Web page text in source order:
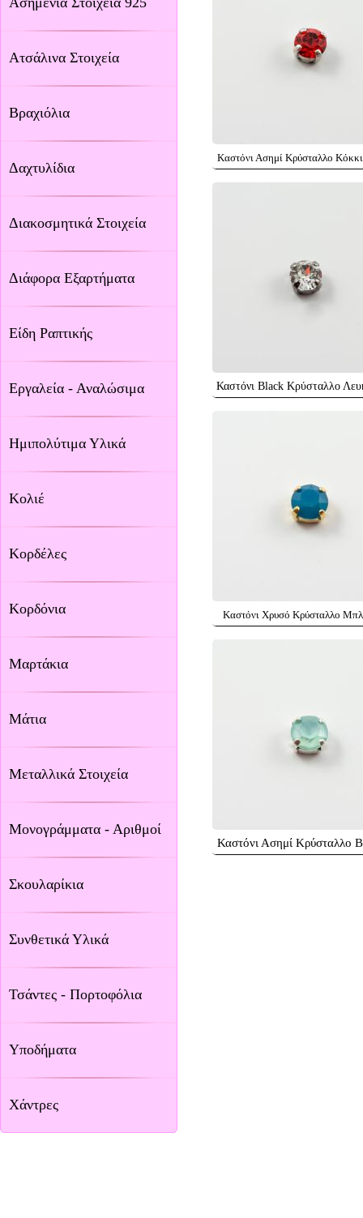
Ατσάλινα Στοιχεία
Βραχιόλια
Δαχτυλίδια
Διακοσμητικά Στοιχεία
Διάφορα Εξαρτήματα
Είδη Ραπτικής
Εργαλεία - Αναλώσιμα
Ημιπολύτιμα Υλικά
Κολιέ
Κορδέλες
Κορδόνια
Μαρτάκια
Μάτια
Μεταλλικά Στοιχεία
Μονογράμματα - Αριθμοί
Σκουλαρίκια
Συνθετικά Υλικά
Τσάντες - Πορτοφόλια
Υποδήματα
Χάντρες
Καστόνι Ασημί Κρύσταλλο
Καστόνι Black Κρύσταλλο
Καστόνι Χρυσό Κρύσταλλο
Καστόνι Ασημί Κρύσταλλο